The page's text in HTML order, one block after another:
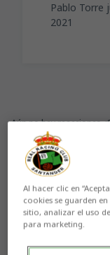
Pablo Torre
2021
Aún no hay reacciones.
Al hacer clic en
cookies se guarden
sitio, analizar el uso
para marketing.